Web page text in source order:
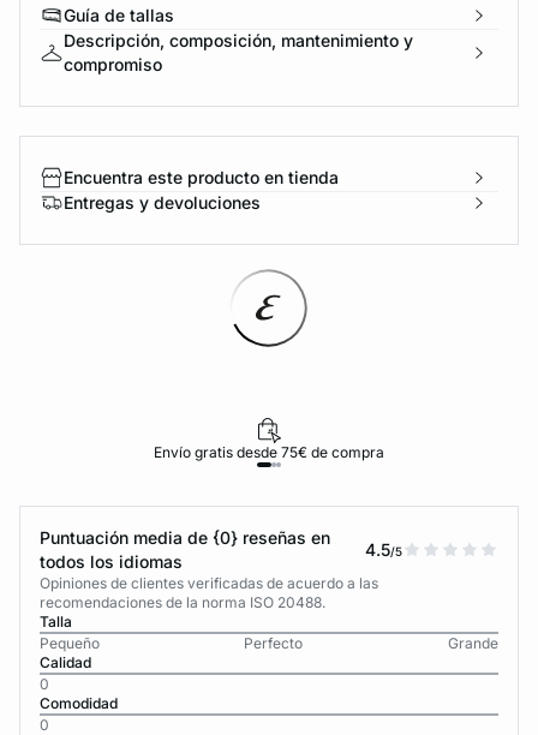
Guía de tallas
Descripción, composición, mantenimiento y
compromiso
Encuentra este producto en tienda
Entregas y devoluciones
Envío gratis desde 75€ de compra
Puntuación media de {0} reseñas en
todos los idiomas
4.5/5
Opiniones de clientes verificadas de acuerdo a las
recomendaciones de la norma ISO 20488.
Talla
Pequeño
Perfecto
Grande
Calidad
0
Comodidad
0